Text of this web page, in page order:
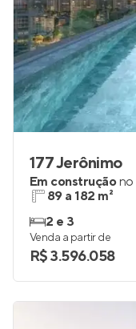
177 Jerônimo
Em construçãono
89 a 182 m²
2 e 3
Venda a partir de
R$ 3.596.058